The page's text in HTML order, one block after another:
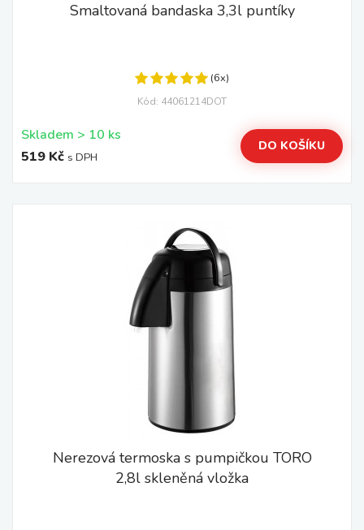
Smaltovaná bandaska 3,3l puntíky
(6x)
Kód: 44061214DOT
Skladem > 10 ks
519 Kč s DPH
DO KOŠÍKU
Nerezová termoska s pumpičkou TORO
2,8l skleněná vložka